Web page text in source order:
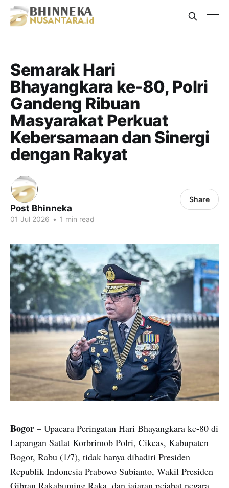
Semarak Hari
Bhayangkara ke-80, Polri
Gandeng Ribuan
Masyarakat Perkuat
Kebersamaan dan Sinergi
dengan Rakyat
Post Bhinneka
01 Jul 2026 • 1 min read
Share
Bogor – Upacara Peringatan Hari Bhayangkara ke-80 di
Lapangan Satlat Korbrimob Polri, Cikeas, Kabupaten
Bogor, Rabu (1/7), tidak hanya dihadiri Presiden
Republik Indonesia Prabowo Subianto, Wakil Presiden
Gibran Rakabuming Raka, dan jajaran pejabat negara,